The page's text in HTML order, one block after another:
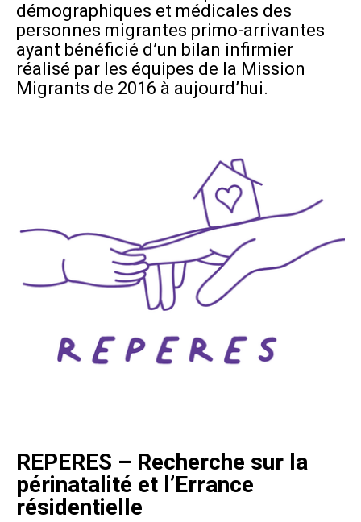
démographiques et médicales des
personnes migrantes primo-arrivantes
ayant bénéficié d’un bilan infirmier
réalisé par les équipes de la Mission
Migrants de 2016 à aujourd’hui.
REPERES – Recherche sur la
périnatalité et l’Errance
résidentielle